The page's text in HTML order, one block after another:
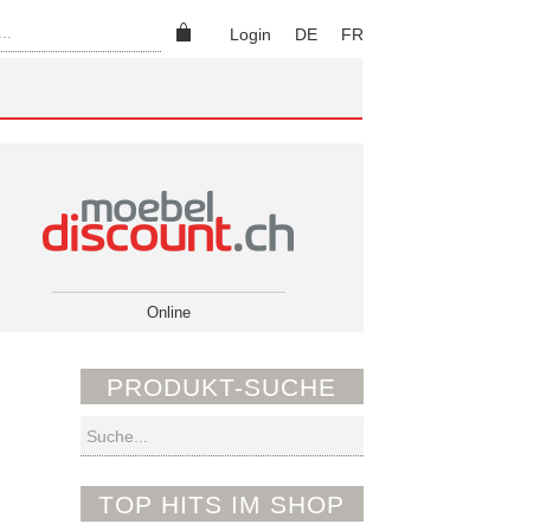
DE FR
Login
Suchen
Online
PRODUKT-SUCHE
Suchen
TOP HITS IM SHOP